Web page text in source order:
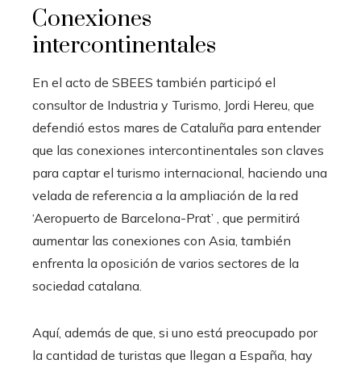
Conexiones
intercontinentales
En el acto de SBEES también participó el
consultor de Industria y Turismo, Jordi Hereu, que
defendió estos mares de Cataluña para entender
que las conexiones intercontinentales son claves
para captar el turismo internacional, haciendo una
velada de referencia a la ampliación de la red
‘Aeropuerto de Barcelona-Prat’ , que permitirá
aumentar las conexiones con Asia, también
enfrenta la oposición de varios sectores de la
sociedad catalana.
Aquí, además de que, si uno está preocupado por
la cantidad de turistas que llegan a España, hay